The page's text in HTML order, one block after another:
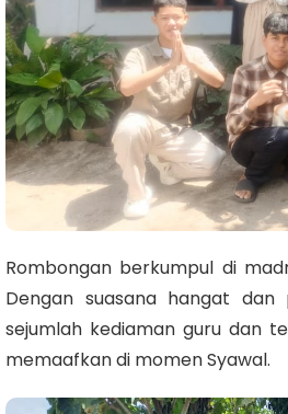
Rombongan berkumpul di
Dengan suasana hangat dan
sejumlah kediaman guru dan
memaafkan di momen Syawal.